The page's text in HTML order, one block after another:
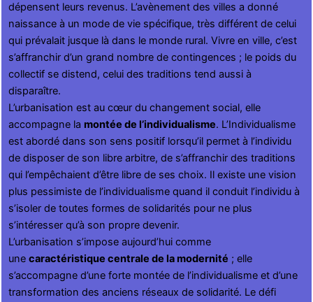
dépensent leurs revenus. L’avènement des villes a donné
naissance à un mode de vie spécifique, très différent de celui
qui prévalait jusque là dans le monde rural. Vivre en ville, c’est
s’affranchir d’un grand nombre de contingences ; le poids du
collectif se distend, celui des traditions tend aussi à
disparaître.
L’urbanisation est au cœur du changement social, elle
accompagne la montée de l’individualisme. L’Individualisme
est abordé dans son sens positif lorsqu’il permet à l’individu
de disposer de son libre arbitre, de s’affranchir des traditions
qui l’empêchaient d’être libre de ses choix. Il existe une vision
plus pessimiste de l’individualisme quand il conduit l’individu à
s’isoler de toutes formes de solidarités pour ne plus
s’intéresser qu’à son propre devenir.
L’urbanisation s’impose aujourd’hui comme
une caractéristique centrale de la modernité ; elle
s’accompagne d’une forte montée de l’individualisme et d’une
transformation des anciens réseaux de solidarité. Le défi